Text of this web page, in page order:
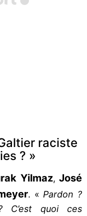
raciste
? »
Yilmaz,José
. « Pardon ?
C’est quoi ces